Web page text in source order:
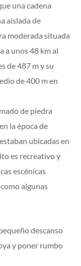
una cadena
aislada de
moderada situada
a unos 48 km al
de 487 m y su
de 400 m en
de piedra
la época de
ubicadas en
es recreativo y
escénicas
algunas
descanso
y poner rumbo